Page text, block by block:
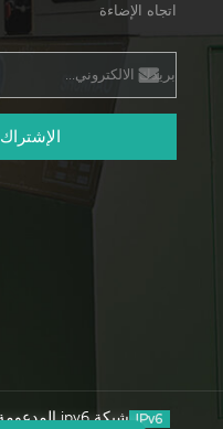
اتجاه الإضاءة
الإشتراك
شبكة ipv6 المدعومة